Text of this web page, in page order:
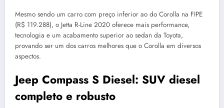
Mesmo sendo um carro com preço inferior ao do Corolla na FIPE
(R$ 119.288), o Jetta R-Line 2020 oferece mais performance,
tecnologia e um acabamento superior ao sedan da Toyota,
provando ser um dos carros melhores que o Corolla em diversos
aspectos.
Jeep Compass S Diesel: SUV diesel
completo e robusto